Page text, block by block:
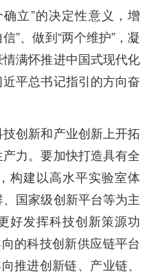
立”的决定性意义，增
”、做到“两个维护”，凝
满怀推进中国式现代化
平总书记指引的方向奋
创新和产业创新上开拓
力。要加快打造具有全
构建以高水平实验室体
国家级创新平台等为主
好发挥科技创新策源功
的科技创新供应链平台
推进创新链、产业链、